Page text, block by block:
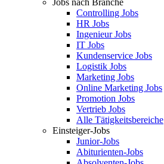
Jobs nach Branche
Controlling Jobs
HR Jobs
Ingenieur Jobs
IT Jobs
Kundenservice Jobs
Logistik Jobs
Marketing Jobs
Online Marketing Jobs
Promotion Jobs
Vertrieb Jobs
Alle Tätigkeitsbereiche
Einsteiger-Jobs
Junior-Jobs
Abiturienten-Jobs